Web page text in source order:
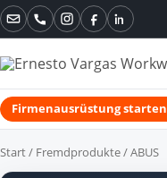
Instagram
FacebookLinkedIn
Firmenausrüstung starten
Start/ Fremdprodukte/ ABUS